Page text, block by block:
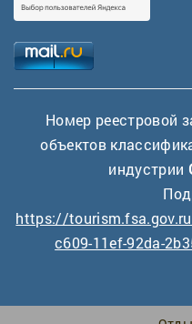
Номер реестровой
объектов
индустрии
https://
c609-11ef-92da-